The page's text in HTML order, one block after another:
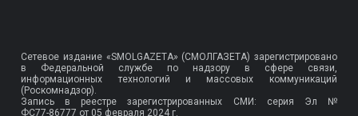
Сетевое издание «SMOLGAZETA» (СМОЛГАЗЕТА) зарегистрировано
в Федеральной службе по надзору в сфере связи,
информационных технологий и массовых коммуникаций
(Роскомнадзор).
Запись в реестре зарегистрированных СМИ: серия Эл №
ФС77-86777 от 05 февраля 2024 г.